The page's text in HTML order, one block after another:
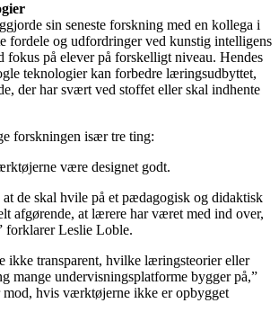
sin seneste forskning med en kollega i
fordele og udfordringer ved kunstig intelligens
fokus på elever på forskelligt niveau. Hendes
teknologier kan forbedre læringsudbyttet,
der har svært ved stoffet eller skal indhente
forskningen især tre ting:
være designet godt.
at de skal hvile på et pædagogisk og didaktisk
afgørende, at lærere har været med ind over,
forklarer Leslie Loble.
ikke transparent, hvilke læringsteorier eller
mange undervisningsplatforme bygger på,”
mod, hvis værktøjerne ikke er opbygget